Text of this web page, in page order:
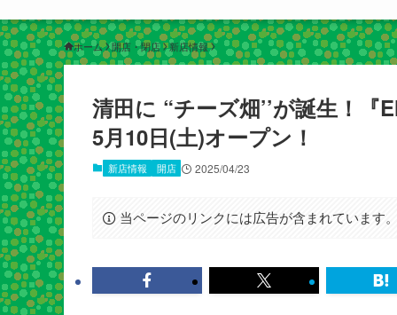
ホーム 開店・閉店 新店情報
清田に “チーズ畑’’が誕生！
5月10日(土)オープン！
新店情報 開店 2025/04/23
当ページのリンクには広告が含まれています